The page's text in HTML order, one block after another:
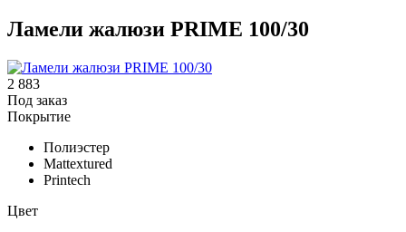
Ламели жалюзи PRIME 100/30
2 883
Под заказ
Покрытие
Полиэстер
Mattextured
Printech
Цвет